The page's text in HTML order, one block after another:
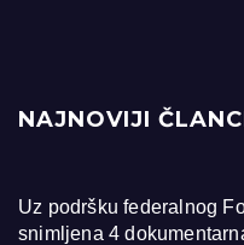
NAJNOVIJI
Uz podršku federalnog
snimljena 4